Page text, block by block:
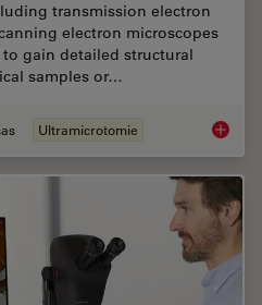
transmission electron
electron microscopes
gain detailed structural
samples or…
Ultramicrotomie How